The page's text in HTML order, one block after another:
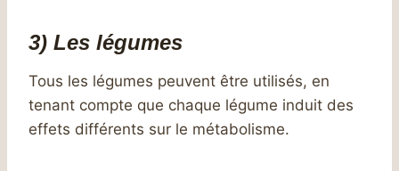
3) Les légumes
Tous les légumes peuvent être utilisés, en
tenant compte que chaque légume induit des
effets différents sur le métabolisme.